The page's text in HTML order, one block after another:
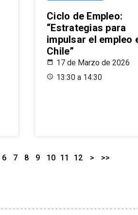
Ciclo de Empleo:
“Estrategias para
impulsar el empleo
Chile”
17 de Marzo de 2026
13:30 a 14:30
6 7 8 9 10 11 12 > >>